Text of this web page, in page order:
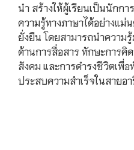
นำ สร้างให้ผู้เรียนเป็นนักก
ความรู้ทางภาษาได้อย่างแม่
ยั่งยืน โดยสามารถนำความ
ด้านการสื่อสาร ทักษะการคิ
สังคม และการดำรงชีวิตเพื่
ประสบความสำเร็จในสายอ